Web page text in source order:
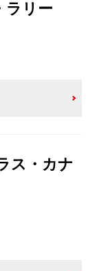
ラリー
ス・カナ